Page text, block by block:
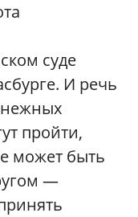
суде
И речь
пройти,
может быть
—